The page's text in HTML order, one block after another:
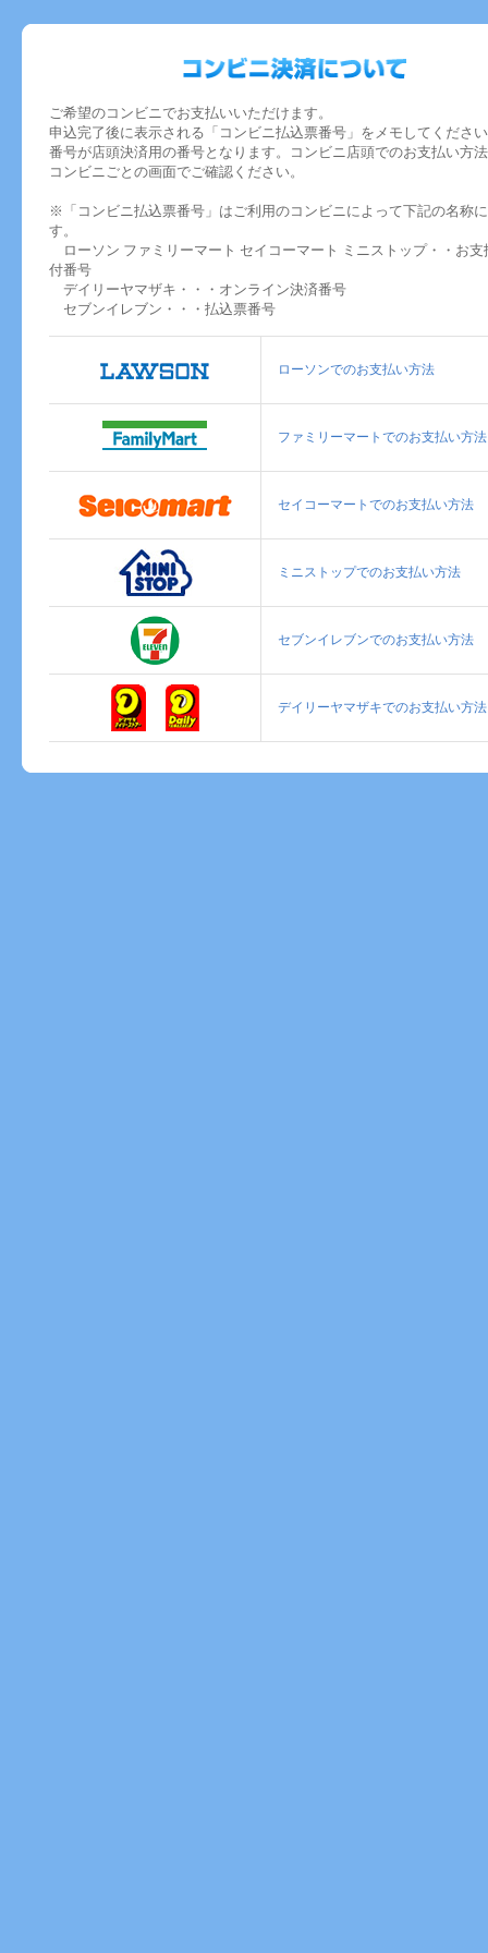
ご希望のコンビニでお支払いいただけます。
申込完了後に表示される「コンビニ払込票番号」をメモしてくださ
番号が店頭決済用の番号となります。コンビニ店頭でのお支払い方
コンビニごとの画面でご確認ください。
※「コンビニ払込票番号」はご利用のコンビニによって下記の名称
す。
ローソン ファミリーマート セイコーマート ミニストップ・・お支
付番号
デイリーヤマザキ・・・オンライン決済番号
セブンイレブン・・・払込票番号
ローソンでのお支払い方法
ファミリーマートでのお支払い方法
セイコーマートでのお支払い方法
ミニストップでのお支払い方法
セブンイレブンでのお支払い方法
デイリーヤマザキでのお支払い方法